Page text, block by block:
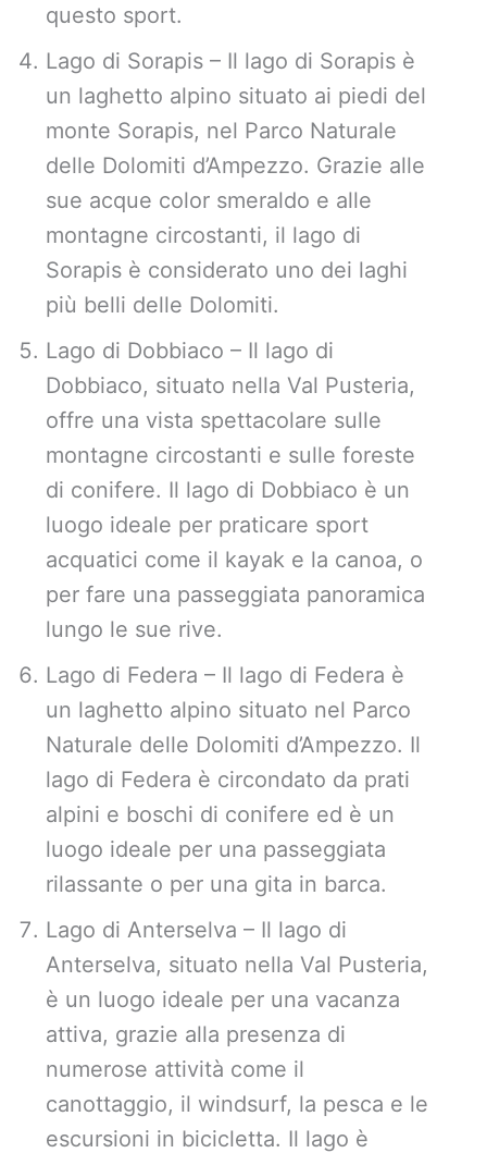
questo sport.
Lago di Sorapis – Il lago di Sorapis è
un laghetto alpino situato ai piedi del
monte Sorapis, nel Parco Naturale
delle Dolomiti d’Ampezzo. Grazie alle
sue acque color smeraldo e alle
montagne circostanti, il lago di
Sorapis è considerato uno dei laghi
più belli delle Dolomiti.
Lago di Dobbiaco – Il lago di
Dobbiaco, situato nella Val Pusteria,
offre una vista spettacolare sulle
montagne circostanti e sulle foreste
di conifere. Il lago di Dobbiaco è un
luogo ideale per praticare sport
acquatici come il kayak e la canoa, o
per fare una passeggiata panoramica
lungo le sue rive.
Lago di Federa – Il lago di Federa è
un laghetto alpino situato nel Parco
Naturale delle Dolomiti d’Ampezzo. Il
lago di Federa è circondato da prati
alpini e boschi di conifere ed è un
luogo ideale per una passeggiata
rilassante o per una gita in barca.
Lago di Anterselva – Il lago di
Anterselva, situato nella Val Pusteria,
è un luogo ideale per una vacanza
attiva, grazie alla presenza di
numerose attività come il
canottaggio, il windsurf, la pesca e le
escursioni in bicicletta. Il lago è